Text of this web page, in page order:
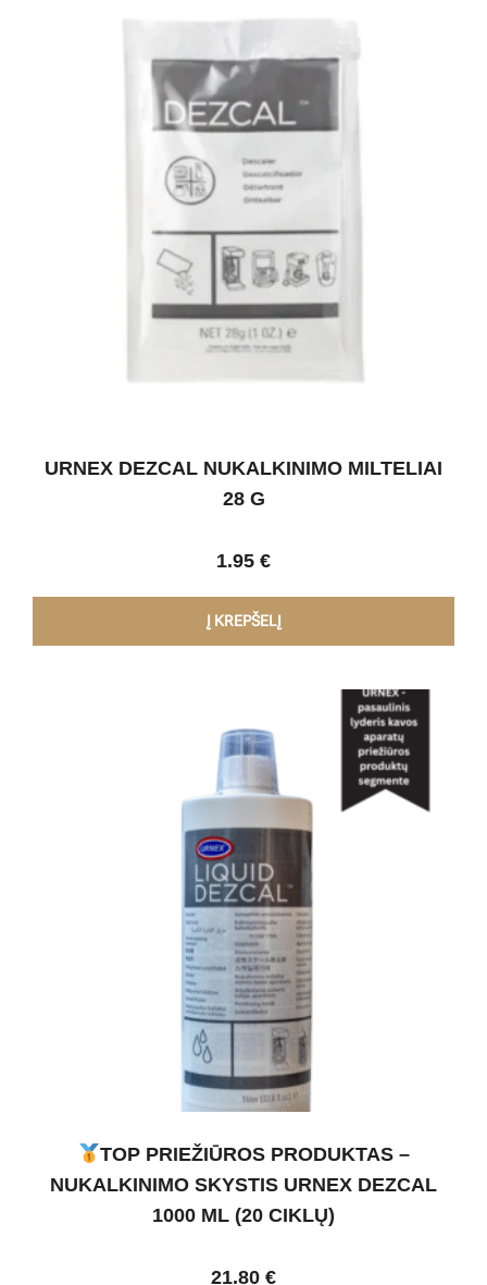
URNEX DEZCAL NUKALKINIMO MILTELIAI
28 G
1.95 €
Į KREPŠELĮ
TOP PRIEŽIŪROS PRODUKTAS –
NUKALKINIMO SKYSTIS URNEX DEZCAL
1000 ML (20 CIKLŲ)
21.80 €